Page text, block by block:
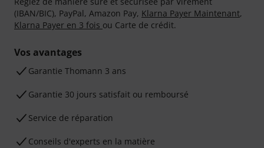
(IBAN/BIC), PayPal, Amazon Pay, Klarna Payer Maintenant,
Klarna Payer en 3 fois ou Carte de crédit.
Vos avantages
Ga­ran­tie Thomann 3 ans
Garantie 30 jours satisfait ou remboursé
Service de réparation
Conseils d'experts en la matière